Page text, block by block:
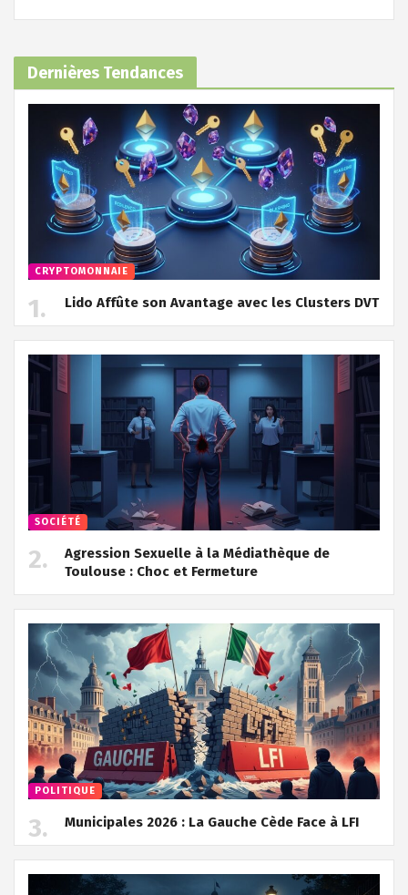
Dernières Tendances
CRYPTOMONNAIE
Lido Affûte son Avantage avec les Clusters DVT
SOCIÉTÉ
Agression Sexuelle à la Médiathèque de
Toulouse : Choc et Fermeture
POLITIQUE
Municipales 2026 : La Gauche Cède Face à LFI